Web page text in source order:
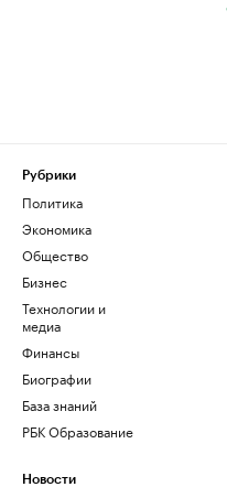
Рубрики
Политика
Экономика
Общество
Бизнес
Технологии и
медиа
Финансы
Биографии
База знаний
РБК Образование
Новости